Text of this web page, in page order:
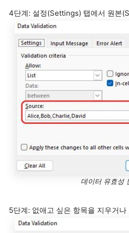
4단계: 설정(Settings) 탭에서 원본
데이터 유효성
5단계: 없애고 싶은 항목을 지우거나